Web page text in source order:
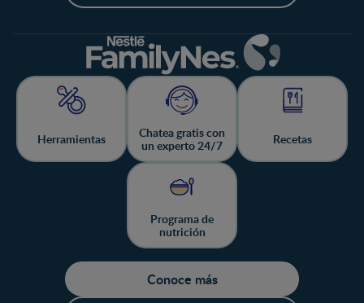
Herramientas
Chatea gratis con
un experto 24/7
Recetas
Programa de
nutrición
Conoce más